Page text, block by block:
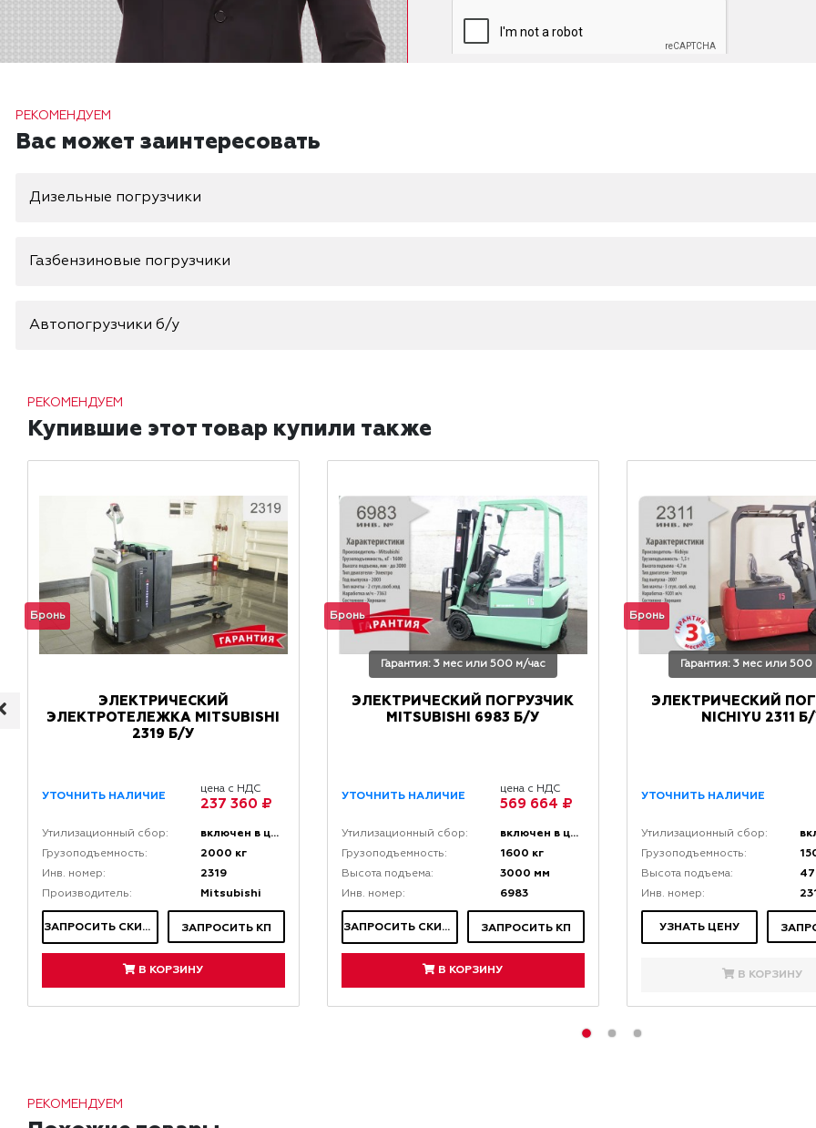
РЕКОМЕНДУЕМ
Вас может заинтересовать
Дизельные погрузчики
Газбензиновые погрузчики
Автопогрузчики б/у
РЕКОМЕНДУЕМ
Купившие этот товар купили также
Бронь
ЭЛЕКТРИЧЕСКИЙ
ЭЛЕКТРОТЕЛЕЖКА MITSUBISHI
2319 Б/У
УТОЧНИТЬ НАЛИЧИЕ
цена с НДС
237 360 ₽
Утилизационный сбор: включен в цену
Грузоподъемность: 2000 кг
Инв. номер: 2319
Производитель: Mitsubishi
ЗАПРОСИТЬ СКИДКУ ЗАПРОСИТЬ КП
В КОРЗИНУ
Бронь
Гарантия: 3 мес или 500 м/час
ЭЛЕКТРИЧЕСКИЙ ПОГРУЗЧИК
MITSUBISHI 6983 Б/У
УТОЧНИТЬ НАЛИЧИЕ
цена с НДС
569 664 ₽
Утилизационный сбор: включен в цену
Грузоподъемность: 1600 кг
Высота подъема: 3000 мм
Инв. номер: 6983
ЗАПРОСИТЬ СКИДКУ ЗАПРОСИТЬ КП
В КОРЗИНУ
Бронь
Гарантия: 3 мес или 500
ЭЛЕКТРИЧЕСКИЙ
NICHIYU 2311
УТОЧНИТЬ НАЛИЧИЕ
Утилизационный сбор:
Грузоподъемность:
Высота подъема:
Инв. номер:
УЗНАТЬ ЦЕНУ
В КОРЗИНУ
РЕКОМЕНДУЕМ